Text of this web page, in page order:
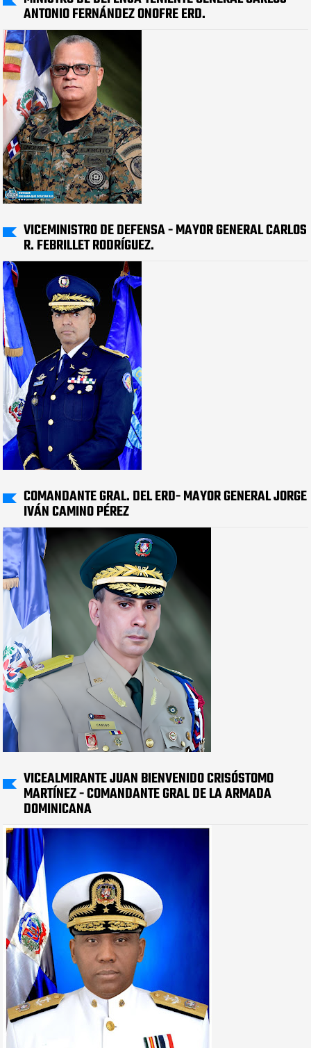
ANTONIO FERNÁNDEZ ONOFRE ERD.
VICEMINISTRO DE DEFENSA - MAYOR GENERAL CARLOS
R. FEBRILLET RODRÍGUEZ.
COMANDANTE GRAL. DEL ERD- MAYOR GENERAL JORGE
IVÁN CAMINO PÉREZ
VICEALMIRANTE JUAN BIENVENIDO CRISÓSTOMO
MARTÍNEZ - COMANDANTE GRAL DE LA ARMADA
DOMINICANA